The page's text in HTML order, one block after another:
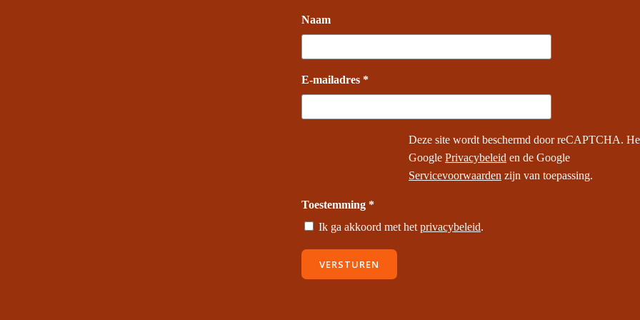
Naam
E-mailadres *
Deze site wordt beschermd door reCAPTCHA.
Google Privacybeleid en de Google
Servicevoorwaarden zijn van toepassing.
Toestemming *
Ik ga akkoord met het privacybeleid.
VERSTUREN